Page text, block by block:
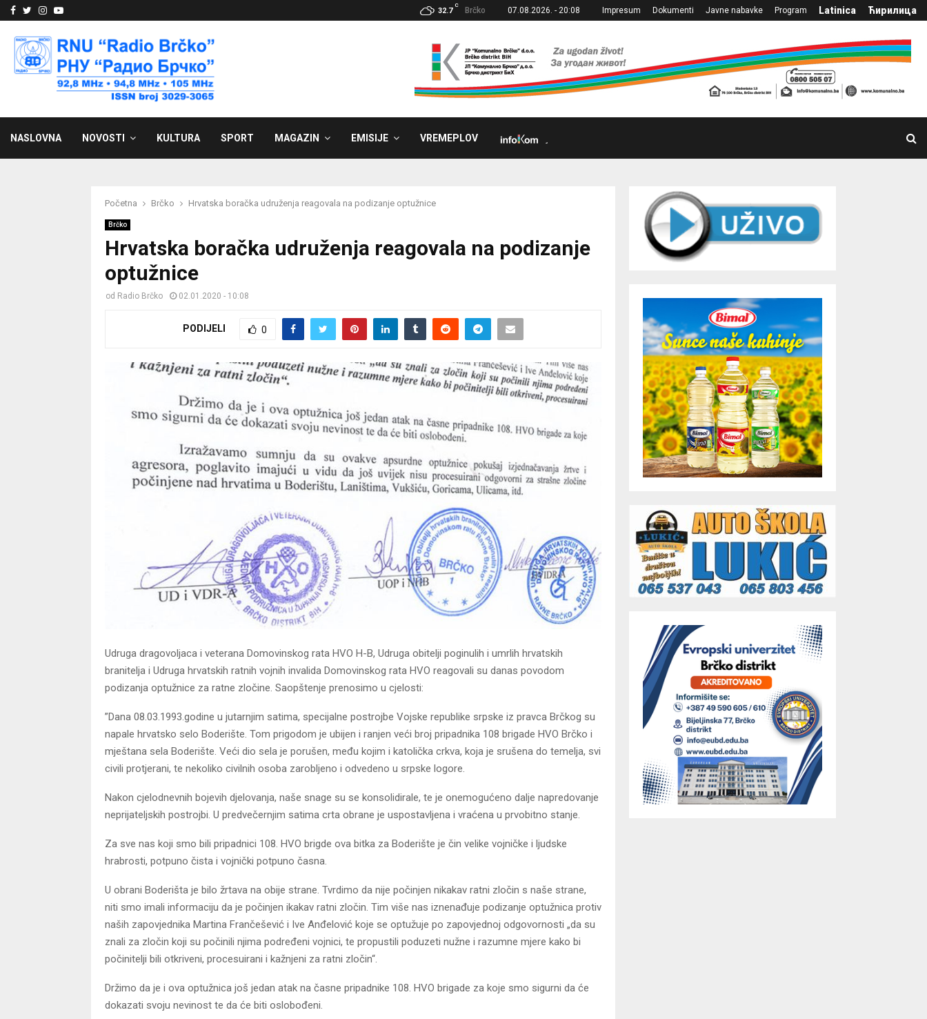
Facebook
Twitter
Instagram
Youtube 32.7
C
Brčko 07.08.2026. - 20:08 Impresum Dokumenti Javne nabavke Program Latinica Ћирилица
NASLOVNA NOVOSTI KULTURA SPORT MAGAZIN EMISIJE VREMEPLOV
Početna Brčko Hrvatska boračka udruženja reagovala na podizanje optužnice
Brčko
Hrvatska boračka udruženja reagovala na podizanje
optužnice
od Radio Brčko 02.01.2020 - 10:08
PODIJELI 0
Udruga dragovoljaca i veterana Domovinskog rata HVO H-B, Udruga obitelji poginulih i umrlih hrvatskih
branitelja i Udruga hrvatskih ratnih vojnih invalida Domovinskog rata HVO reagovali su danas povodom
podizanja optužnice za ratne zločine. Saopštenje prenosimo u cjelosti:
”Dana 08.03.1993.godine u jutarnjim satima, specijalne postrojbe Vojske republike srpske iz pravca Brčkog su
napale hrvatsko selo Boderište. Tom prigodom je ubijen i ranjen veći broj pripadnika 108 brigade HVO Brčko i
mještana sela Boderište. Veći dio sela je porušen, među kojim i katolička crkva, koja je srušena do temelja, svi
civili protjerani, te nekoliko civilnih osoba zarobljeno i odvedeno u srpske logore.
Nakon cjelodnevnih bojevih djelovanja, naše snage su se konsolidirale, te je onemogućeno dalje napredovanje
neprijateljskih postrojbi. U predvečernjim satima crta obrane je uspostavljena i vraćena u prvobitno stanje.
Za sve nas koji smo bili pripadnici 108. HVO brigde ova bitka za Boderište je čin velike vojničke i ljudske
hrabrosti, potpuno čista i vojnički potpuno časna.
U obrani Boderišta je bilo žrtava na obije strane. Tvrdimo da nije počinjen nikakav ratni zločin s naše strane,
niti smo imali informaciju da je počinjen ikakav ratni zločin. Tim više nas iznenađuje podizanje optužnica protiv
naših zapovjednika Martina Frančešević i Ive Anđelović koje se optužuje po zapovjednoj odgovornosti „da su
znali za zločin koji su počinili njima podređeni vojnici, te propustili poduzeti nužne i razumne mjere kako bi
počinitelji bili otkriveni, procesuirani i kažnjeni za ratni zločin“.
Držimo da je i ova optužnica još jedan atak na časne pripadnike 108. HVO brigade za koje smo sigurni da će
dokazati svoju nevinost te da će biti oslobođeni.